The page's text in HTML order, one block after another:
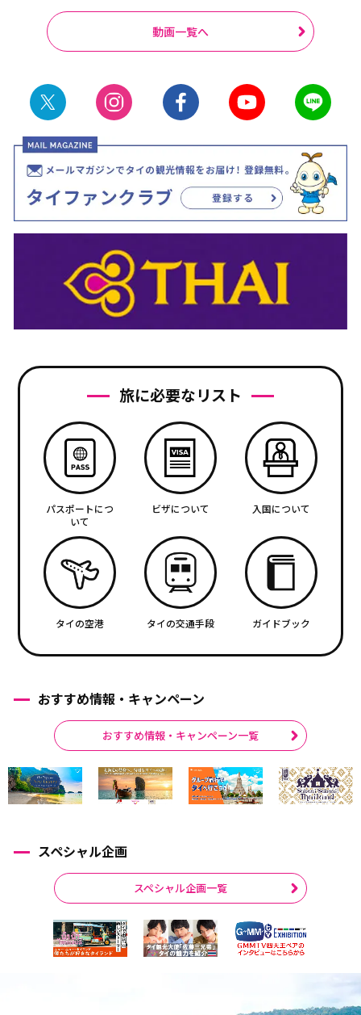
動画一覧へ
旅に必要なリスト
パスポートにつ
いて
ビザについて 入国について
タイの空港 タイの交通手段 ガイドブック
おすすめ情報・キャンペーン
おすすめ情報・キャンペーン一覧
スペシャル企画
スペシャル企画一覧